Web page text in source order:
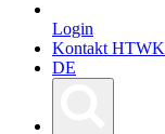
Login
Kontakt HTWK
DE